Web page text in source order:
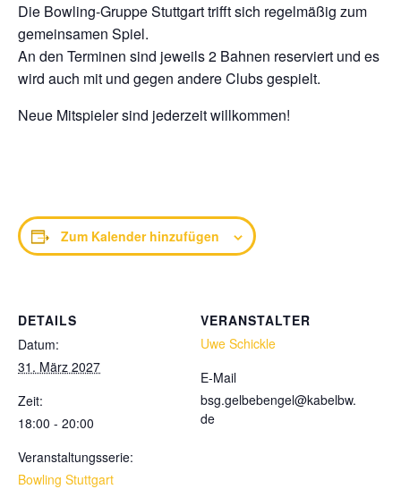
Die Bowling-Gruppe Stuttgart trifft sich regelmäßig zum
gemeinsamen Spiel.
An den Terminen sind jeweils 2 Bahnen reserviert und es
wird auch mit und gegen andere Clubs gespielt.
Neue Mitspieler sind jederzeit willkommen!
Zum Kalender hinzufügen
DETAILS
Datum:
31. März 2027
Zeit:
18:00 - 20:00
Veranstaltungsserie:
Bowling Stuttgart
VERANSTALTER
Uwe Schickle
E-Mail
bsg.gelbebengel@kabelbw.
de